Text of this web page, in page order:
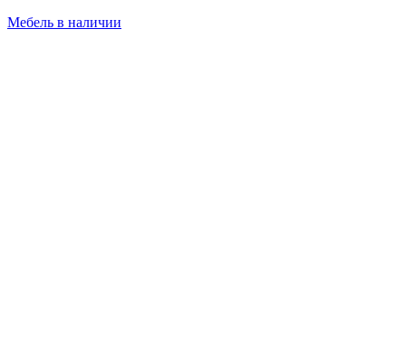
Мебель в наличии